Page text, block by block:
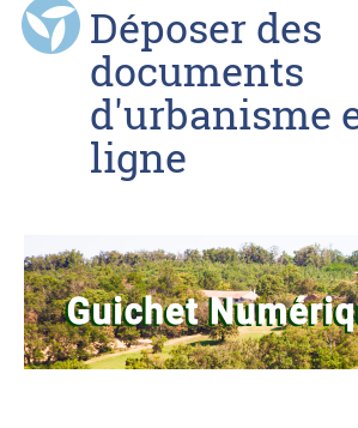
Déposer des
documents
d'urbanisme
ligne